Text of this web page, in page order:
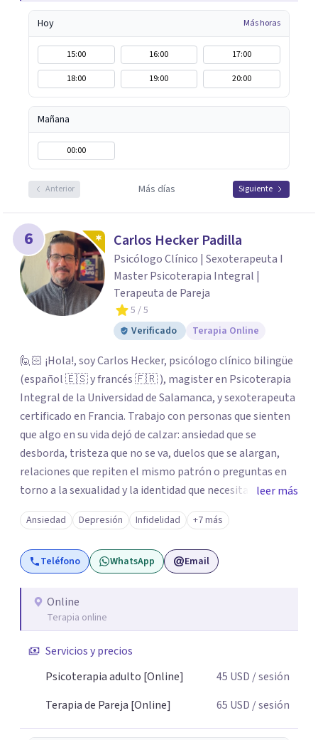
ayudar a mis clientes a comprender sus conflictos
internos, fortalecer sus recursos personales, desarrollar
nuevas estrategias de afrontamiento y avanzar con
mayor claridad, resiliencia y bienestar. Creo
profundamente en la autoconciencia como un camino
fundamental para la transformación personal y para
construir una vida más auténtica y significativa.
Hoy Más horas
15:00 16:00
17:00
18:00
19:00 20:00
Mañana
00:00
Anterior Más días Siguiente
6 Carlos Hecker Padilla
Psicólogo Clínico | Sexoterapeuta I
Master Psicoterapia Integral |
Terapeuta de Pareja
5 / 5
Verificado
Terapia Online
🙋🏻 ¡Hola!, soy Carlos Hecker, psicólogo clínico bilingüe
(español 🇪🇸 y francés 🇫🇷 ), magister en Psicoterapia
Integral de la Universidad de Salamanca, y sexoterapeuta
certificado en Francia. Trabajo con personas que sienten
que algo en su vida dejó de calzar: ansiedad que se
desborda, tristeza que no se va, duelos que se alargan,
relaciones que repiten el mismo patrón o preguntas en
torno a la sexualidad y la identidad que necesitan un
espacio seguro para ser habladas. Mi orientación teórica
integra una mirada Humanista-Relacional con Terapia
Breve, donde el modo en que te vinculas ocupa un lugar
central: cómo te relacionas contigo, con las demás
psicoterapia, cuento con especialización en sexoterapia,
por lo que también acompaño temas de salud sexual,
dificultades en el deseo, intimidad, orientación o
identidad. Busco que el espacio terapéutico sea un lugar
respeto y libertad. Trabajo con objetivos claros y
realistas, sin fórmulas rígidas: combinamos profundidad
leer más
Ansiedad Depresión Infidelidad +7 más
Teléfono WhatsApp Email
Online
Terapia online
Servicios y precios
Psicoterapia adulto [Online]
45 USD / sesión
Terapia de Pareja [Online]
65 USD / sesión